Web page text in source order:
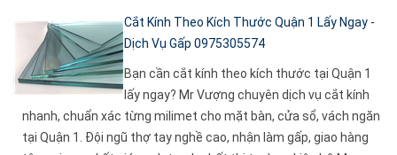
Cắt Kính Theo Kích Thước Quận 1 Lấy Ngay -
Dịch Vụ Gấp 0975305574
Bạn cần cắt kính theo kích thước tại Quận 1
lấy ngay? Mr Vượng chuyên dịch vụ cắt kính
nhanh, chuẩn xác từng milimet cho mặt bàn, cửa sổ, vách ngăn
tại Quận 1. Đội ngũ thợ tay nghề cao, nhận làm gấp, giao hàng